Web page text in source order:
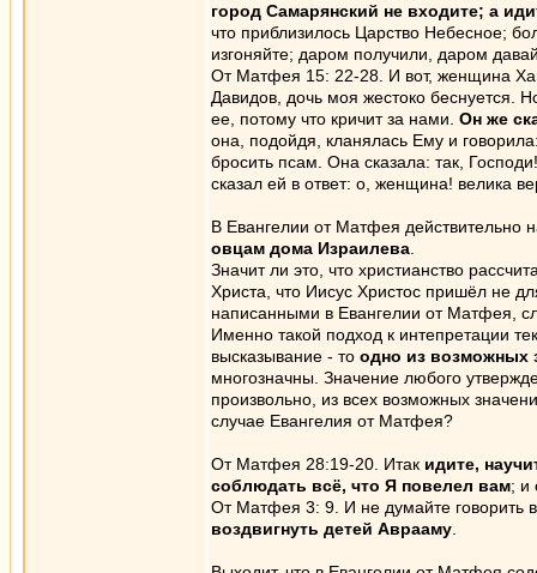
город Самарянский не входите; а
что приблизилось Царство Небесное;
изгоняйте; даром получили, даром
От Матфея 15: 22-28. И вот, женщина
Давидов, дочь моя жестоко беснуется.
ее, потому что кричит за нами. Он же
она, подойдя, кланялась Ему и
бросить псам. Она сказала: так,
сказал ей в ответ: о, женщина! велика
В Евангелии от Матфея действительно
овцам дома Израилева
Значит ли это, что христианство
Христа, что Иисус Христос пришёл не
написанными в Евангелии от Матфея,
Именно такой подход к интепретации
высказывание - то одно из возможных
многозначны. Значение любого
произвольно, из всех возможных
случае Евангелия от Матфея?
От Матфея 28:19-20. Итак идите,
соблюдать всё, что Я повелел вам; и
От Матфея 3: 9. И не думайте говорить
воздвигнуть детей Аврааму